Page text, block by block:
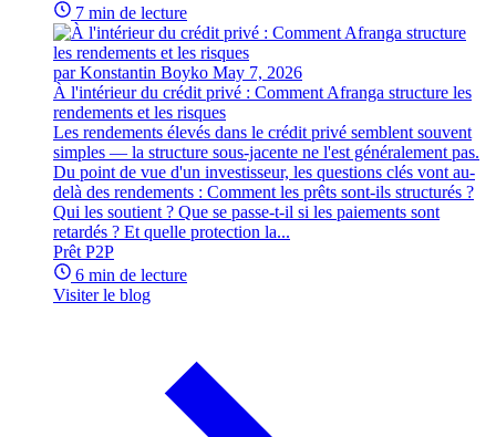
7 min de lecture
par Konstantin Boyko May 7, 2026
À l'intérieur du crédit privé : Comment Afranga structure les
rendements et les risques
Les rendements élevés dans le crédit privé semblent souvent
simples — la structure sous-jacente ne l'est généralement pas.
Du point de vue d'un investisseur, les questions clés vont au-
delà des rendements : Comment les prêts sont-ils structurés ?
Qui les soutient ? Que se passe-t-il si les paiements sont
retardés ? Et quelle protection la...
Prêt P2P
6 min de lecture
Visiter le blog